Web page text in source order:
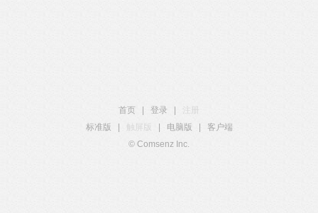
首页 登录
注册
标准版
触屏版 电脑版
客户端
© Comsenz Inc.